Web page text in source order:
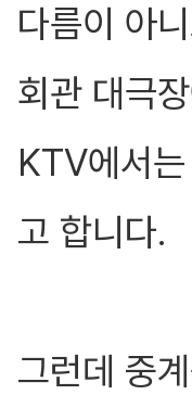
다름이 아
회관 대극
KTV에서
고 합니다.
그런데 중